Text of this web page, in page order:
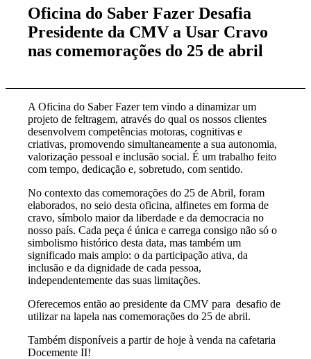
Oficina do Saber Fazer Desafia
Presidente da CMV a Usar Cravo
nas comemorações do 25 de abril
A Oficina do Saber Fazer tem vindo a dinamizar um
projeto de feltragem, através do qual os nossos clientes
desenvolvem competências motoras, cognitivas e
criativas, promovendo simultaneamente a sua autonomia,
valorização pessoal e inclusão social. É um trabalho feito
com tempo, dedicação e, sobretudo, com sentido.
No contexto das comemorações do 25 de Abril, foram
elaborados, no seio desta oficina, alfinetes em forma de
cravo, símbolo maior da liberdade e da democracia no
nosso país. Cada peça é única e carrega consigo não só o
simbolismo histórico desta data, mas também um
significado mais amplo: o da participação ativa, da
inclusão e da dignidade de cada pessoa,
independentemente das suas limitações.
Oferecemos então ao presidente da CMV para desafio de
utilizar na lapela nas comemorações do 25 de abril.
Também disponíveis a partir de hoje à venda na cafetaria
Docemente II!